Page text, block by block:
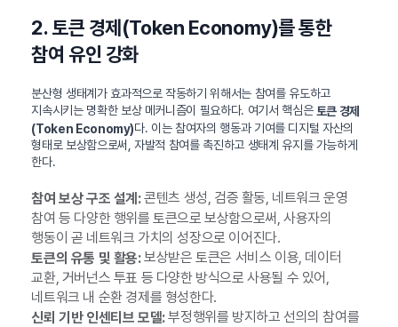
2. 토큰 경제(Token Economy)를 통한
참여 유인 강화
분산형 생태계가 효과적으로 작동하기 위해서는 참여를 유도하고
지속시키는 명확한 보상 메커니즘이 필요하다. 여기서 핵심은토큰 경제
(Token Economy)다. 이는 참여자의 행동과 기여를 디지털 자산의
형태로 보상함으로써, 자발적 참여를 촉진하고 생태계 유지를 가능하게
한다.
참여 보상 구조 설계:콘텐츠 생성, 검증 활동, 네트워크 운영
참여 등 다양한 행위를 토큰으로 보상함으로써, 사용자의
행동이 곧 네트워크 가치의 성장으로 이어진다.
토큰의 유통 및 활용:보상받은 토큰은 서비스 이용, 데이터
교환, 거버넌스 투표 등 다양한 방식으로 사용될 수 있어,
네트워크 내 순환 경제를 형성한다.
신뢰 기반 인센티브 모델:부정행위를 방지하고 선의의 참여를